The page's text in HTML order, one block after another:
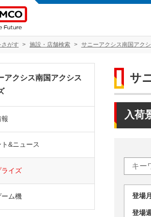
がす 施設・店舗検索 サニーアクシス南国アク
サ
入荷
登
登
アクシス南国アクシス
報
&ニュース
ライズ
ム機